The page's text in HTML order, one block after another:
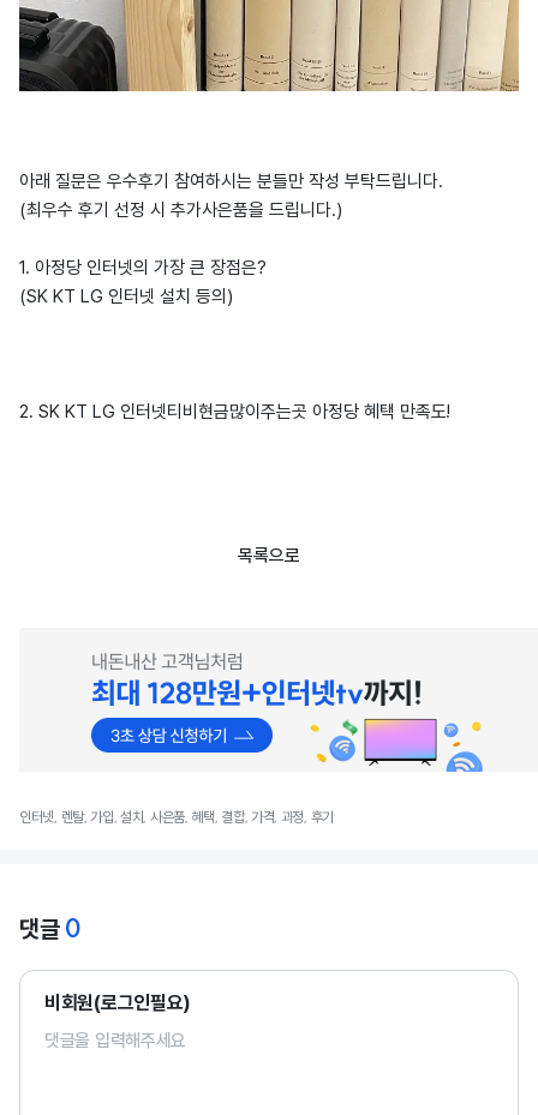
아래 질문은 우수후기 참여하시는 분들만 작성 부탁드립니다.
(최우수 후기 선정 시 추가사은품을 드립니다.)
1. 아정당 인터넷의 가장 큰 장점은?
(SK KT LG 인터넷 설치 등의)
2. SK KT LG 인터넷티비현금많이주는곳 아정당 혜택 만족도!
목록으로
인터넷, 렌탈, 가입, 설치, 사은품, 혜택, 결합, 가격, 과정, 후기
댓글 0
비회원(로그인필요)